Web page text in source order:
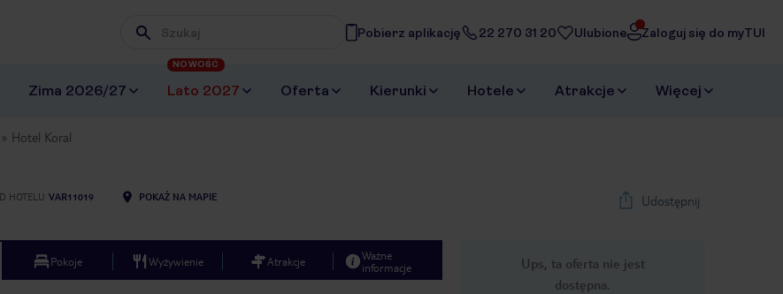
Wpisz frazę, której szukasz
Pobierz aplikację 22 270 31 20 Ulubione Zaloguj się do myTUI
Zima 2026/27 Lato 2027
NOWOŚĆ
Oferta Kierunki Hotele Atrakcje Więcej
Hotel Koral
HOTELU VAR11019 POKAŻ NA MAPIE Udostępnij
Ups, ta oferta nie jest
dostępna.
Pokoje Wyżywienie Atrakcje
Ważne
informacje
1/16